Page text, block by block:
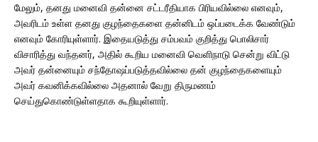
மேலும், தனது மனைவி தன்னை சட்டரீதியாக பிரியவில்லை எனவும்,
அவரிடம் உள்ள தனது குழந்தைகளை தன்னிடம் ஒப்படைக்க வேண்டும்
எனவும் கோரியுள்ளார். இதையடுத்து சம்பவம் குறித்து பொலிசார்
விசாரித்து வந்தனர், அதில் கூறிய மனைவி வெளிநாடு சென்று விட்டு
அவர் தன்னையும் சந்தோஷப்படுத்தவில்லை தன் குழந்தைகளையும்
அவர் கவனிக்கவில்லை அதனால் வேறு திருமணம்
செய்துகொண்டுள்ளதாக கூறியுள்ளார்.